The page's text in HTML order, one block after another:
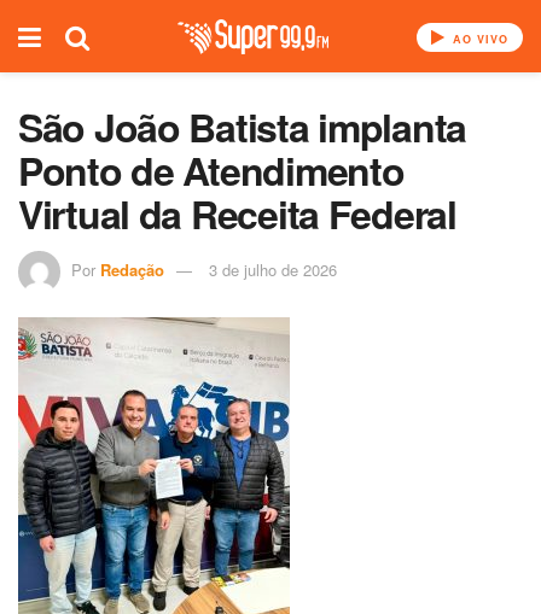
AO VIVO
São João Batista implanta
Ponto de Atendimento
Virtual da Receita Federal
Por Redação 3 de julho de 2026